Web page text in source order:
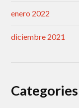
enero 2022
diciembre 2021
Categories